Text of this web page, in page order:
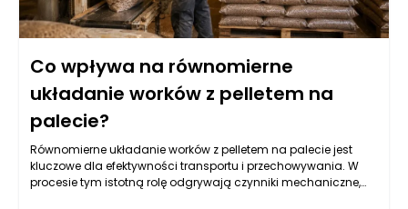
Co wpływa na równomierne
układanie worków z pelletem na
palecie?
Równomierne układanie worków z pelletem na palecie jest
kluczowe dla efektywności transportu i przechowywania. W
procesie tym istotną rolę odgrywają czynniki mechaniczne,